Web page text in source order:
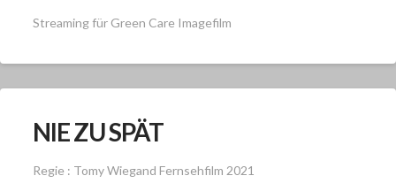
Streaming für Green Care Imagefilm
NIE ZU SPÄT
Regie : Tomy Wiegand Fernsehfilm 2021